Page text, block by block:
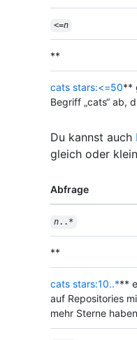
<=n
**
cats stars:<=50**
Begriff „cats“ ab,
Du kannst auch
gleich oder
Abfrage
n..*
**
cats stars:10..***
auf Repositories
mehr Sterne